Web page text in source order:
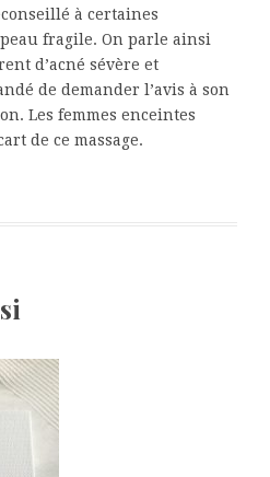
à certaines
fragile. On parle ainsi
d’acné sévère et
de demander l’avis à son
Les femmes enceintes
de ce massage.